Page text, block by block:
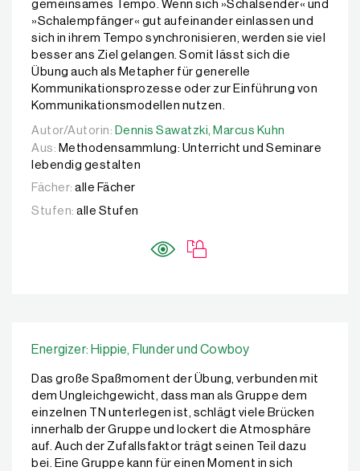
gemeinsames Tempo. Wenn sich »Schalsender« und
»Schalempfänger« gut aufeinander einlassen und
sich in ihrem Tempo synchronisieren, werden sie viel
besser ans Ziel gelangen. Somit lässt sich die
Übung auch als Metapher für generelle
Kommunikationsprozesse oder zur Einführung von
Kommunikationsmodellen nutzen.
Autor/Autorin: Dennis Sawatzki, Marcus Kuhn
Autor/Autorin: Dennis Sawatzki, Marcus Kuhn
Aus: Methodensammlung: Unterricht und Seminare
lebendig gestalten
Fächer: alle Fächer
Stufen: alle Stufen
Energizer: Hippie, Flunder und Cowboy
Das große Spaßmoment der Übung, verbunden mit
dem Ungleichgewicht, dass man als Gruppe dem
einzelnen TN unterlegen ist, schlägt viele Brücken
innerhalb der Gruppe und lockert die Atmosphäre
auf. Auch der Zufallsfaktor trägt seinen Teil dazu
bei. Eine Gruppe kann für einen Moment in sich